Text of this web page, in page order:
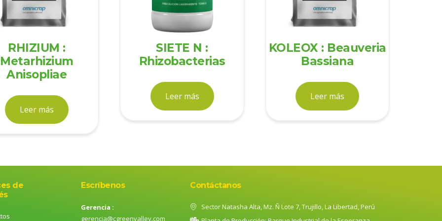
RHIZIUM :
Metarhizium
Anisopliae
Leer más
SIETE N :
Rhizobacterias
Leer más
KOLEOX : Beauveria
Bassiana
Leer más
de
Escríbenos
Gerencia :
gerencia@cgreenvalley.com
Contáctanos
Sector Natasha Alta, Mz. Ñ Lote 7, Trujillo, La Libertad, Perú